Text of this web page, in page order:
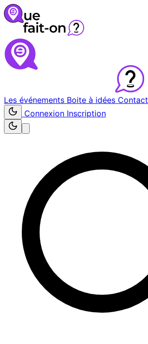
Les événements Boite à idées Contact
Connexion Inscription